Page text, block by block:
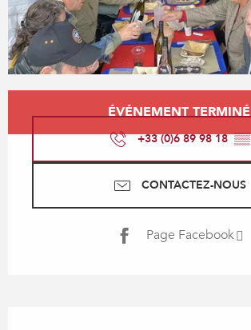
Ouverture et coordonnées
ÉVÉNEMENT TERMINÉ
+33 (0)6 89 98 18▒▒
CONTACTEZ-NOUS
Page Facebook